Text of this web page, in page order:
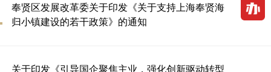
奉贤区发展改革委关于印发《关于支持上海奉贤海
归小镇建设的若干政策》的通知
关于印发《引导国企聚焦主业，强化创新驱动转型